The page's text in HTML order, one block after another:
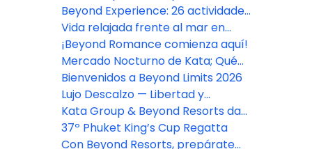
Lak, Phang Nga
Beyond Experience: 26 actividades
para transformar tu "escapada"
en un "viaje" inolvidable
Vida relajada frente al mar en
Beyond Kata
¡Beyond Romance comienza aquí!
Mercado Nocturno de Kata; Qué
comer, comprar y ver en el
mercado más vibrante de Phuket
Bienvenidos a Beyond Limits 2026
Lujo Descalzo — Libertad y
Elegancia a la Orilla del Mar
Kata Group & Beyond Resorts dan
la bienvenida a la 37.ª Regata
Phuket King’s Cup por todo lo alto
37º Phuket King’s Cup Regatta
Con Beyond Resorts, prepárate